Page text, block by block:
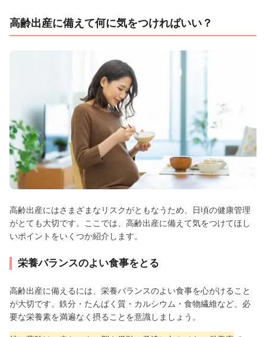
高齢出産に備えて何に気をつければいい？
高齢出産にはさまざまなリスクがともなうため、日頃の健康管理
がとても大切です。ここでは、高齢出産に備えて気をつけてほし
いポイントをいくつか紹介します。
栄養バランスのよい食事をとる
高齢出産に備えるには、栄養バランスのよい食事を心がけること
が大切です。鉄分・たんぱく質・カルシウム・食物繊維など、必
要な栄養素を満遍なく摂ることを意識しましょう。